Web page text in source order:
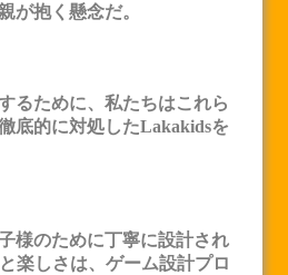
が抱く懸念だ。
るために、私たちはこれら
底的に対処したLakakidsを
様のために丁寧に設計され
楽しさは、ゲーム設計プロ